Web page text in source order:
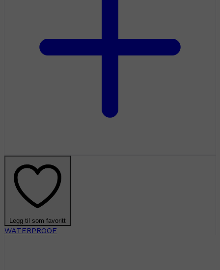
Legg til som favoritt
WATERPROOF